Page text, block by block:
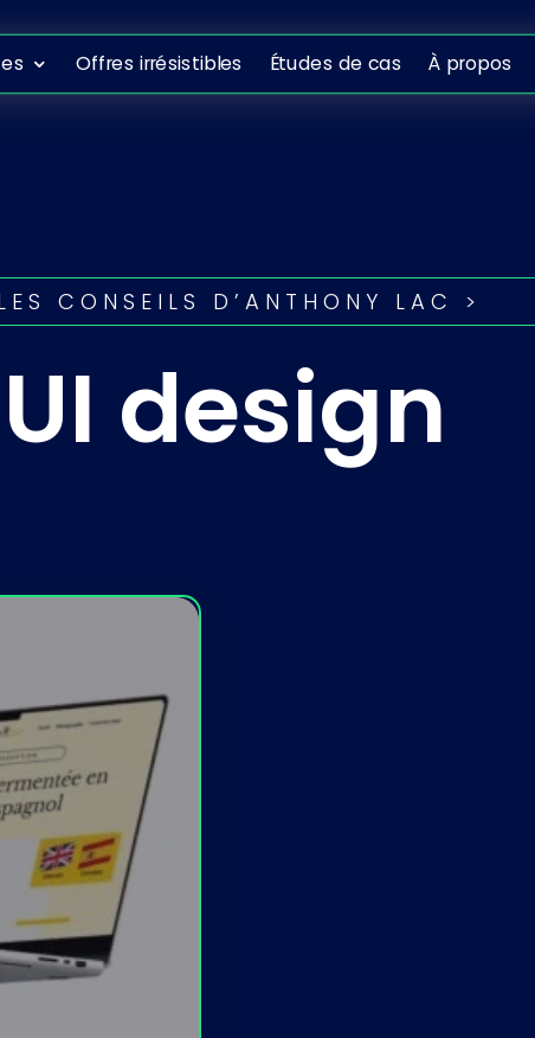
Offres irrésistibles Études de cas À propos
Offres irrésistibles Études de cas À propos
CONSEILS D’ANTHONY LAC >
UI design